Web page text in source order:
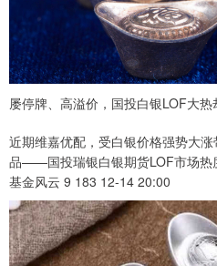
屡停牌、高溢价，国投白银LOF大
近期维嘉优配，受白银价格强势大
品——国投瑞银白银期货LOF市场热
基金风云 9 183 12-14 20:00